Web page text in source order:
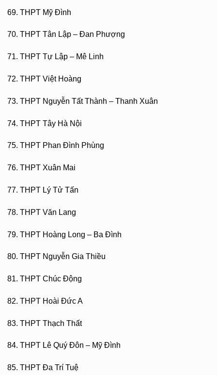
69. THPT Mỹ Đình
70. THPT Tân Lập – Đan Phượng
71. THPT Tự Lập – Mê Linh
72. THPT Việt Hoàng
73. THPT Nguyễn Tất Thành – Thanh Xuân
74. THPT Tây Hà Nội
75. THPT Phan Đình Phùng
76. THPT Xuân Mai
77. THPT Lý Tử Tấn
78. THPT Văn Lang
79. THPT Hoàng Long – Ba Đình
80. THPT Nguyễn Gia Thiều
81. THPT Chúc Động
82. THPT Hoài Đức A
83. THPT Thạch Thất
84. THPT Lê Quý Đôn – Mỹ Đình
85. THPT Đa Trí Tuệ